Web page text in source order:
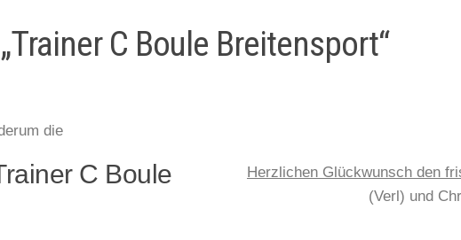
C Boule Breitensport“
die
C Boule
Herzlichen Glückwunsch den
(Verl) und